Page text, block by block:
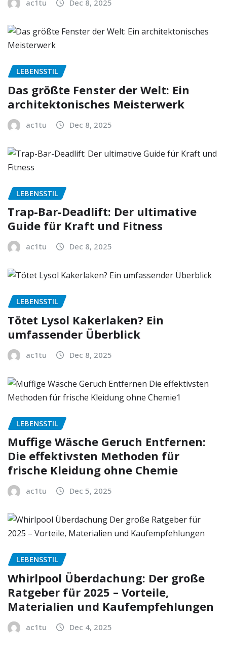
ac1tu Dec 8, 2025
LEBENSSTIL
Das größte Fenster der Welt: Ein
architektonisches Meisterwerk
ac1tu Dec 8, 2025
LEBENSSTIL
Trap-Bar-Deadlift: Der ultimative
Guide für Kraft und Fitness
ac1tu Dec 8, 2025
LEBENSSTIL
Tötet Lysol Kakerlaken? Ein
umfassender Überblick
ac1tu Dec 8, 2025
LEBENSSTIL
Muffige Wäsche Geruch Entfernen:
Die effektivsten Methoden für
frische Kleidung ohne Chemie
ac1tu Dec 5, 2025
LEBENSSTIL
Whirlpool Überdachung: Der große
Ratgeber für 2025 – Vorteile,
Materialien und Kaufempfehlungen
ac1tu Dec 4, 2025